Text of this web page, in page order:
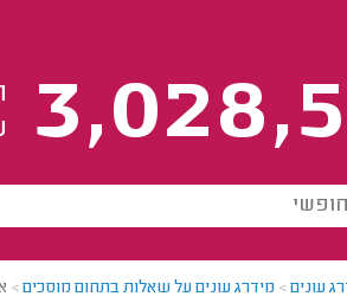
עונים> מידרג עונים על שאלות בתחום מוסכים>